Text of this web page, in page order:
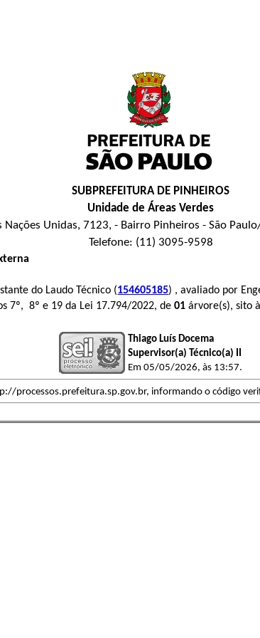
SUBPREFEITURA DE PINHEIROS
Unidade de Áreas Verdes
Nações Unidas, 7123, - Bairro Pinheiros - São
Telefone: (11) 3095-9598
do Laudo Técnico (154605185) , avaliado por
7º, 8º e 19 da Lei 17.794/2022, de01árvore(s), sito à
Thiago Luís Docema
Supervisor(a) Técnico(a) II
Em 05/05/2026, às 13:57.
processos.prefeitura.sp.gov.br, informando o código